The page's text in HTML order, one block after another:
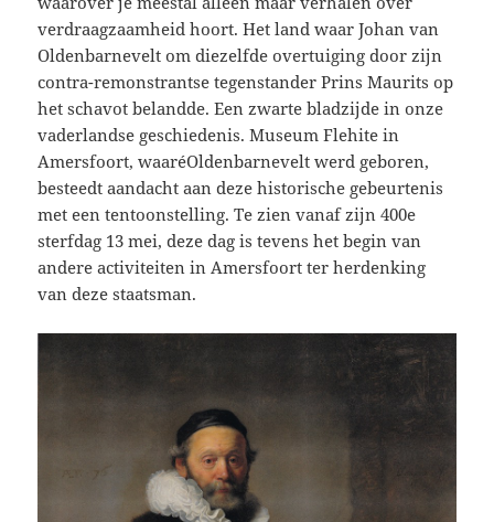
verdraagzaamheid hoort. Het land waar Johan van
Oldenbarnevelt om diezelfde overtuiging door zijn
contra-remonstrantse tegenstander Prins Maurits op
het schavot belandde. Een zwarte bladzijde in onze
vaderlandse geschiedenis. Museum Flehite in
Amersfoort, waaréOldenbarnevelt werd geboren,
besteedt aandacht aan deze historische gebeurtenis
met een tentoonstelling. Te zien vanaf zijn 400e
sterfdag 13 mei, deze dag is tevens het begin van
andere activiteiten in Amersfoort ter herdenking
van deze staatsman.